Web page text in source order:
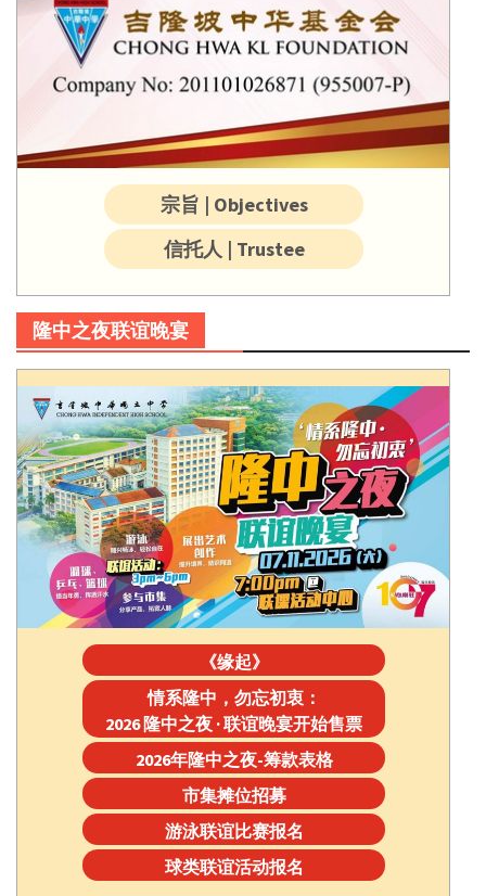
宗旨 | Objectives
信托人 | Trustee
隆中之夜联谊晚宴
《缘起》
情系隆中，勿忘初衷：
2026 隆中之夜 · 联谊晚宴开始售票
2026年隆中之夜-筹款表格
市集摊位招募
游泳联谊比赛报名
球类联谊活动报名